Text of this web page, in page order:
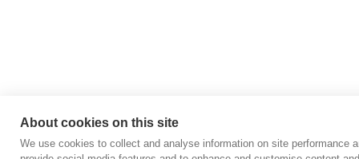
About cookies on this site
We use cookies to collect and analyse information on site performance